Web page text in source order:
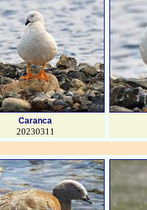
Caranca
20230311